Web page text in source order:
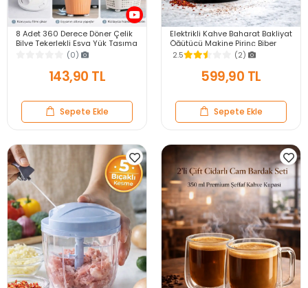
8 Adet 360 Derece Döner Çelik
Bilye Tekerlekli Eşya Yük Taşıma
Yapışkanlı Eşya Kaydırma
(0)
143,90 TL
Sepete Ekle
Elektrikli Kahve Baharat Bakliyat
Öğütücü Makine Pirinç Biber
Tahıl Öğütücü Değirmen Gıda
Öğütücü
2.5 (2)
599,90 TL
Sepete Ekle